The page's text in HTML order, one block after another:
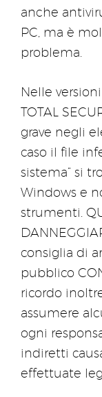
anche
PC, ma è
problema.
Nelle
TOTAL
grave negli
caso il file
sistema” si
Windows e
strumenti.
consiglia di
pubblico
ricordo
assumere
ogni
indiretti
effettuate